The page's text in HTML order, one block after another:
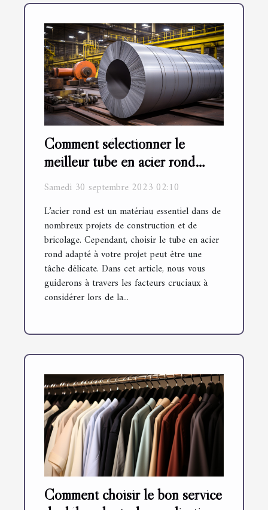
Comment sélectionner le
meilleur tube en acier rond
pour votre projet
Samedi 30 septembre 2023 02:10
L’acier rond est un matériau essentiel dans de
nombreux projets de construction et de
bricolage. Cependant, choisir le tube en acier
rond adapté à votre projet peut être une
tâche délicate. Dans cet article, nous vous
guiderons à travers les facteurs cruciaux à
considérer lors de la...
Comment choisir le bon service